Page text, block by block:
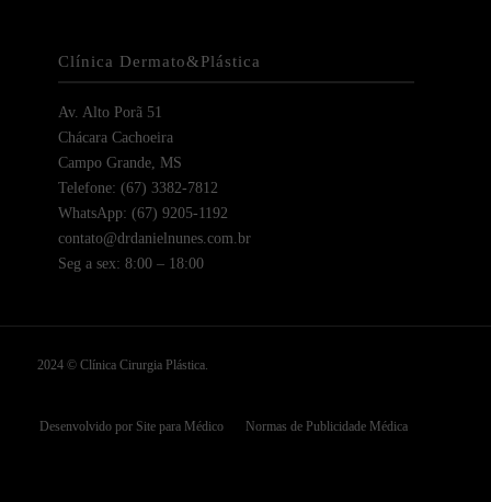
Clínica Dermato&Plástica
Av. Alto Porã 51
Chácara Cachoeira
Campo Grande, MS
Telefone: (67) 3382-7812
WhatsApp: (67) 9205-1192
contato@drdanielnunes.com.br
Seg a sex: 8:00 – 18:00
2024 © Clínica Cirurgia Plástica.
Desenvolvido por Site para Médico Normas de Publicidade Médica